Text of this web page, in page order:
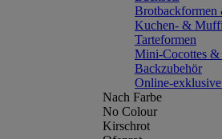
Brotbackformen
Kuchen- &
Tarteformen
Mini-Cocottes &
Backzubehör
Online-
Nach Farbe
No Colour
Kirschrot